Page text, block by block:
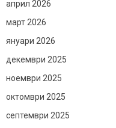
април 2026
март 2026
януари 2026
декември 2025
ноември 2025
октомври 2025
септември 2025